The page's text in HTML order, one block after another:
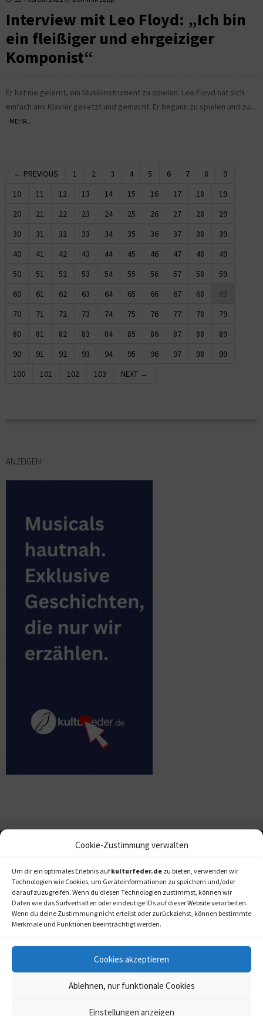
Cookie-Zustimmung verwalten
Um dir ein optimales Erlebnis aufkulturfeder.de zu bieten, verwenden wir
Technologien wie Cookies, um Geräteinformationen zu speichern und/oder
darauf zuzugreifen. Wenn du diesen Technologien zustimmst, können wir
Daten wie das Surfverhalten oder eindeutige IDs auf dieser Website verarbeiten.
Wenn du deine Zustimmung nicht erteilst oder zurückziehst, können bestimmte
Merkmale und Funktionen beeinträchtigt werden.
Cookies akzeptieren
Ablehnen, nur funktionale Cookies
Einstellungen anzeigen
Interview mit Leo Floyd: „Ich bin
ein fleißiger und ehrgeiziger
Komponist“
Er hat nie gelernt, ein Musikinstrument zu spielen: Leo Floyd hat sich
einfach ans Klavier gesetzt und gemacht. Er begann zu spielen und zu...
MEHR...
← PREVIOUS 1 2 3 4 5 6 7 8
9
10
11 12 13 14 15 16 17 18
19
20
21 22 23 24 25 26 27 28
29
30
31 32 33 34 35 36 37 38
39
40
41 42 43 44 45 46 47 48
49
50
51 52 53 54 55 56 57 58
59
60
61 62 63 64 65 66 67 68
69
70
71 72 73 74 75 76 77 78
79
80
81 82 83 84 85 86 87 88
89
90
91 92 93 94 95 96 97 98
99
100
101 102 103 NEXT →
ANZEIGEN